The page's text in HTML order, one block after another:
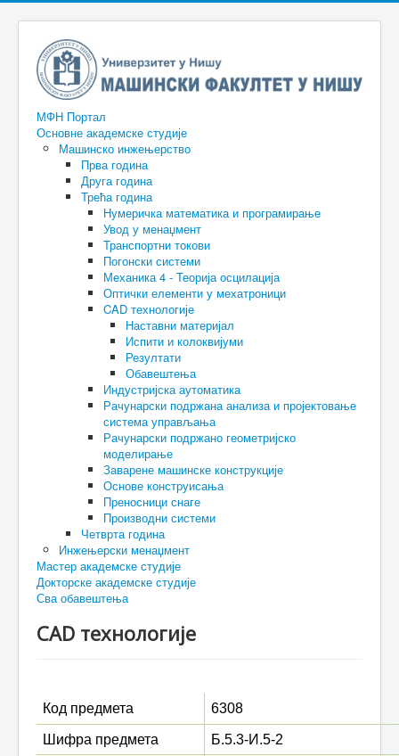
МФН Портал
Основне академске студије
Машинско инжењерство
Прва година
Друга година
Трећа година
Нумеричка математика и програмирање
Увод у менаџмент
Транспортни токови
Погонски системи
Механика 4 - Теорија осцилација
Оптички елементи у мехатроници
CAD технологије
Наставни материјал
Испити и колоквијуми
Резултати
Обавештења
Индустријска аутоматика
Рачунарски подржана анализа и пројектовање
система управљања
Рачунарски подржано геометријско
моделирање
Заварене машинске конструкције
Основе конструисања
Преносници снаге
Производни системи
Четврта година
Инжењерски менаџмент
Мастер академске студије
Докторске академске студије
Сва обавештења
CAD технологије
Код предмета 6308
Шифра предмета Б.5.3-И.5-2